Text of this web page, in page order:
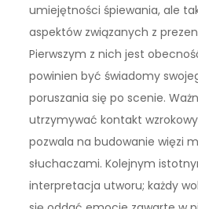
umiejętności śpiewania, ale
aspektów związanych z
Pierwszym z nich jest
powinien być świadomy
poruszania się po scenie.
utrzymywać kontakt
pozwala na budowanie więzi
słuchaczami. Kolejnym
interpretacja utworu; każdy